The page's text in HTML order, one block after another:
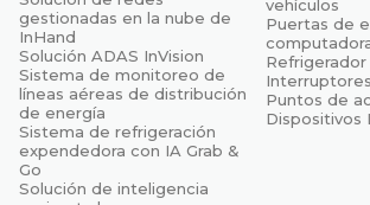
gestionadas en la nube de
InHand
Solución ADAS InVision
Sistema de monitoreo de
líneas aéreas de distribución
de energía
Sistema de refrigeración
expendedora con IA Grab &
Go
Solución de inteligencia
vehículos
Puertas de
Interruptores
Puntos de
Dispositivos